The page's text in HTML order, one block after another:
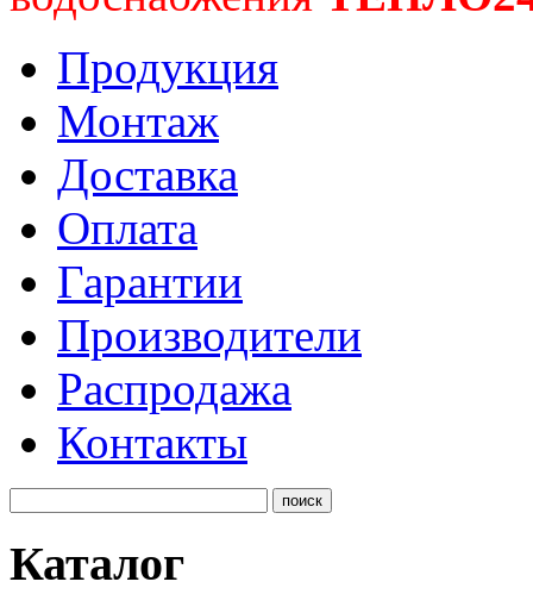
Продукция
Монтаж
Доставка
Оплата
Гарантии
Производители
Распродажа
Контакты
Каталог